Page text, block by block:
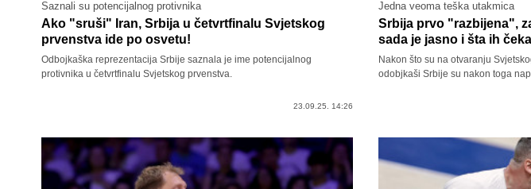
Saznali su potencijalnog protivnika
Ako "sruši" Iran, Srbija u četvrtfinalu Svjetskog
prvenstva ide po osvetu!
Odbojkaška reprezentacija Srbije saznala je ime potencijalnog
protivnika u četvrtfinalu Svjetskog prvenstva.
23.09.25. 14:26
Jedna veoma teška utakmica
Srbija prvo "razbijena",
sada je jasno i šta ih
Nakon što su na otvaranju
odobjkaši Srbije su nakon toga